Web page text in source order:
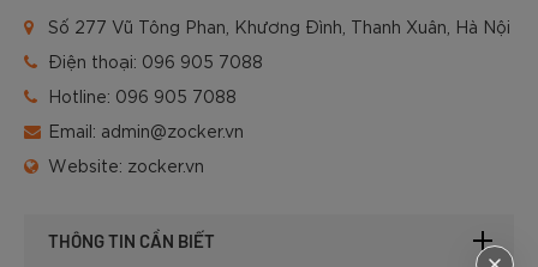
Số 277 Vũ Tông Phan, Khương Đình, Thanh Xuân, Hà Nội
Điện thoại: 096 905 7088
Hotline: 096 905 7088
Email: admin@zocker.vn
Website: zocker.vn
THÔNG TIN CẦN BIẾT